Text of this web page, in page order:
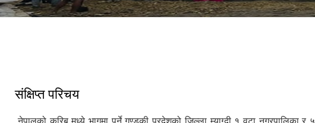
संक्षिप्त परिचय
नेपालको करिब मध्ये भागमा पर्ने गण्डकी प्रदेशको जिल्ला म्याग्दी १ वटा नगरपालिका र ५